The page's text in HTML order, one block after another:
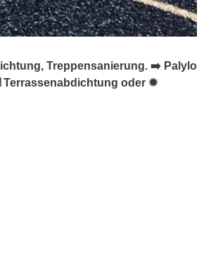
Treppensanierung. ➡️ Palylo
Terrassenabdichtung oder ✹